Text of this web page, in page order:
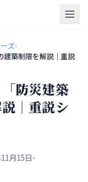
ズ›
建築制限を解説｜重説
防災建築
｜重説シ
月15日•